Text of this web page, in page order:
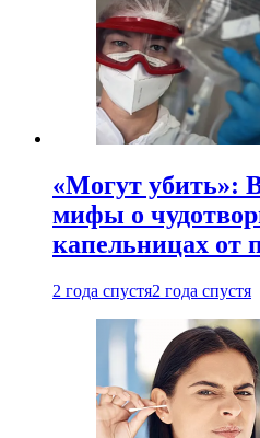
«Могут убить»:
мифы о
капельницах от
2 года спустя2 года спустя